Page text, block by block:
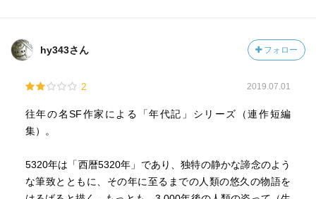
hy343さん フォロー
2 2019.07.01
往年の名SF作家による「年代記」シリーズ（連作短編
集）。
5320年は「西暦5320年」であり、独特の静かな諦念のよう
な筆致とともに、その年に至るまでの人類の悠久の物語を